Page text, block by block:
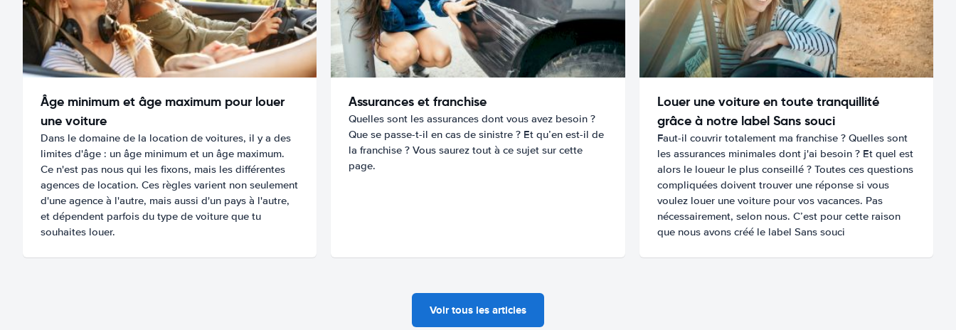
Âge minimum et âge maximum pour louer
une voiture
Dans le domaine de la location de voitures, il y a des
limites d'âge : un âge minimum et un âge maximum.
Ce n'est pas nous qui les fixons, mais les différentes
agences de location. Ces règles varient non seulement
d'une agence à l'autre, mais aussi d'un pays à l'autre,
et dépendent parfois du type de voiture que tu
souhaites louer.
Assurances et franchise
Quelles sont les assurances dont vous avez besoin ?
Que se passe-t-il en cas de sinistre ? Et qu’en est-il de
la franchise ? Vous saurez tout à ce sujet sur cette
page.
Louer une voiture en toute tranquillité
grâce à notre label Sans souci
Faut-il couvrir totalement ma franchise ? Quelles sont
les assurances minimales dont j'ai besoin ? Et quel est
alors le loueur le plus conseillé ? Toutes ces questions
compliquées doivent trouver une réponse si vous
voulez louer une voiture pour vos vacances. Pas
nécessairement, selon nous. C’est pour cette raison
que nous avons créé le label Sans souci
Voir tous les articles